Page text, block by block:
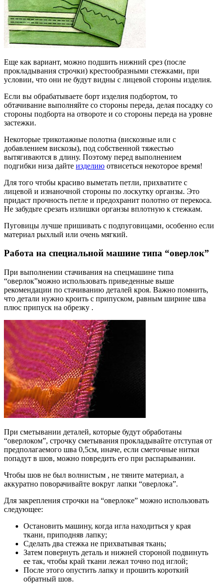
Еще как вариант, можно подшить нижний срез (после
прокладывания строчки) крестообразными стежками, при
условии, что они не будут видны с лицевой стороны изделия.
Если вы обрабатываете борт изделия подбортом, то
обтачивание выполняйте со стороны переда, делая посадку со
стороны подборта на отвороте и со стороны переда на уровне
застежки.
Некоторые трикотажные полотна (вискозные или с
добавлением вискозы), под собственной тяжестью
вытягиваются в длину. Поэтому перед выполнением
подгибки низа дайте изделию отвисеться некоторое время!
Для того чтобы красиво выметать петли, прихватите с
лицевой и изнаночной стороны по лоскутку органзы. Это
придаст прочность петле и предохранит полотно от перекоса.
Не забудьте срезать излишки органзы вплотную к стежкам.
Пуговицы лучше пришивать с подпуговицами, особенно если
материал рыхлый или очень мягкий.
Работа на специальной машине типа “оверлок”
При выполнении стачивания на спецмашине типа
“оверлок”можно использовать приведенные выше
рекомендации по стачиванию деталей кроя. Важно помнить,
что детали нужно кроить с припуском, равным ширине шва
плюс припуск на обрезку .
При сметывании деталей, которые будут обработаны
“оверлоком”, строчку сметывания прокладывайте отступая от
предполагаемого шва 0,5см, иначе, если сметочные нитки
попадут в шов, можно повредить его при распарывании.
Чтобы шов не был волнистым , не тяните материал, а
аккуратно поворачивайте вокруг лапки “оверлока”.
Для закрепления строчки на “оверлоке” можно использовать
следующее:
Остановить машину, когда игла находиться у края
ткани, приподняв лапку;
Сделать два стежка не прихватывая ткань;
Затем повернуть деталь и нижней стороной подвинуть
ее так, чтобы край ткани лежал точно под иглой;
После этого опустить лапку и прошить короткий
обратный шов.